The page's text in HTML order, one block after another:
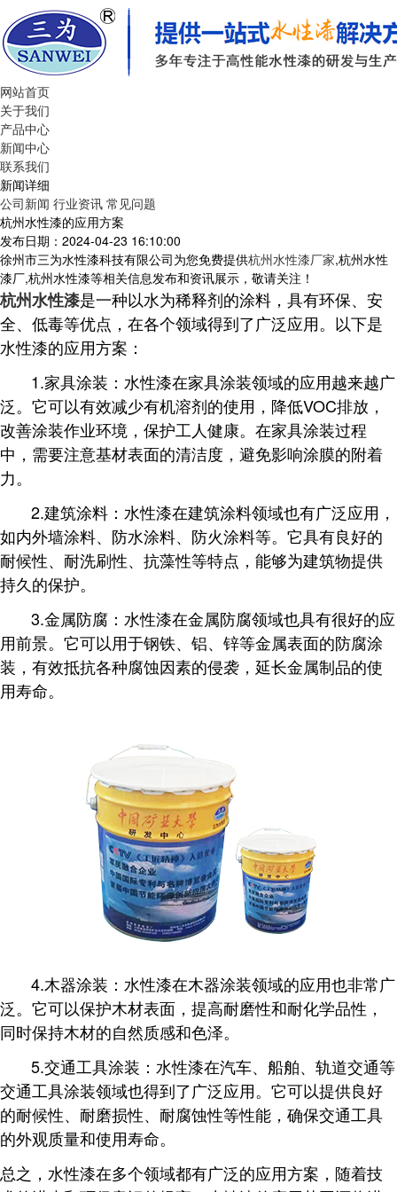
网站首页
关于我们
产品中心
新闻中心
联系我们
新闻详细
公司新闻 行业资讯 常见问题
杭州水性漆的应用方案
发布日期：2024-04-23 16:10:00
徐州市三为水性漆科技有限公司为您免费提供杭州水性漆厂家,杭州水性
漆厂,杭州水性漆等相关信息发布和资讯展示，敬请关注！
杭州水性漆是一种以水为稀释剂的涂料，具有环保、安
全、低毒等优点，在各个领域得到了广泛应用。以下是
水性漆的应用方案：
1.家具涂装：水性漆在家具涂装领域的应用越来越广
泛。它可以有效减少有机溶剂的使用，降低VOC排放，
改善涂装作业环境，保护工人健康。在家具涂装过程
中，需要注意基材表面的清洁度，避免影响涂膜的附着
力。
2.建筑涂料：水性漆在建筑涂料领域也有广泛应用，
如内外墙涂料、防水涂料、防火涂料等。它具有良好的
耐候性、耐洗刷性、抗藻性等特点，能够为建筑物提供
持久的保护。
3.金属防腐：水性漆在金属防腐领域也具有很好的应
用前景。它可以用于钢铁、铝、锌等金属表面的防腐涂
装，有效抵抗各种腐蚀因素的侵袭，延长金属制品的使
用寿命。
4.木器涂装：水性漆在木器涂装领域的应用也非常广
泛。它可以保护木材表面，提高耐磨性和耐化学品性，
同时保持木材的自然质感和色泽。
5.交通工具涂装：水性漆在汽车、船舶、轨道交通等
交通工具涂装领域也得到了广泛应用。它可以提供良好
的耐候性、耐磨损性、耐腐蚀性等性能，确保交通工具
的外观质量和使用寿命。
总之，水性漆在多个领域都有广泛的应用方案，随着技